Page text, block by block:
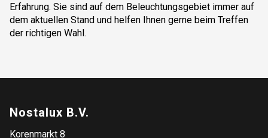
Erfahrung. Sie sind auf dem Beleuchtungsgebiet immer auf
dem aktuellen Stand und helfen Ihnen gerne beim Treffen
der richtigen Wahl.
Nostalux B.V.
Korenmarkt 8